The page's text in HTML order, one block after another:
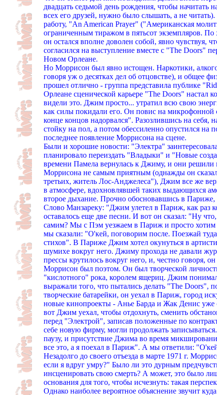
двадцать седьмой день рождения, чтобы
всех его друзей, нужно было слышать, а не
работу, "An American Prayer" ("Американская
ограниченным тиражом в пятьсот экземпляров.
он остался вполне доволен собой, явно чувствуя,
согласился на выступление вместе с "The Doors"
Новом Орлеане.
Но Моррисон был явно истощен. Наркотики,
говоря уж о десятках дел об отцовстве), и общее
прошел отлично - группа представила публике
Орлеане сценической карьере "The Doors" настал
видели это. Джим просто... утратил всю свою
как силы покидали его. Он повис на микрофонной
конце концов надорвался". Разозлившись на
стойку на пол, а потом обессиленно опустился на
последнее появление Моррисона на сцене.
Были и хорошие новости: "Электра"
планировало переиздать "Владыки" и "Новые
времени Памела вернулась к Джиму, и они решили
Моррисона не самым приятным (однажды он
третьих, житель Лос-Анджелеса"), Джим все же
в атмосфере, вдохновлявшей таких выдающихся
второе дыхание. Прочно обосновавшись в Париже,
Слово Манзареку: "Джим улетел в Париж, как раз
оставалось еще две песни. И вот он сказал: "Ну
самим? Мы с Пэм уезжаем в Париж и просто хотим
мы сказали: "O'кей, поговорим после. Поезжай
стихов". В Париже Джим хотел окунуться в
шумихе вокруг него. Джиму прохода не давали
прессы крутилось вокруг него, и, честно говоря,
Моррисон был поэтом. Он был творческой
"кислотного" рока, королем ящериц. Джим
выражали того, что пытались делать "The Doors",
творческие батарейки, он уехал в Париж, город
новые кинопроекты - Анье Барда и Жак Денис уже
вот Джим уехал, чтобы отдохнуть, сменить
перед "Электрой", записав положенные по
себе новую фирму, могли продолжать
паузу, и присутствие Джима во время
все это, а я поехал в Париж". А мы ответили:
Незадолго до своего отъезда в марте 1971 г.
если я вдруг умру?" Было ли это дурным
инсценировать свою смерть? А может, это было
основания для того, чтобы исчезнуть: такая
Однако наиболее вероятное объяснение звучит